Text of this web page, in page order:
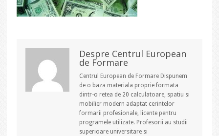
Despre Centrul European
de Formare
Centrul European de Formare Dispunem
de o baza materiala proprie formata
dintr-o retea de 20 calculatoare, spatiu si
mobilier modern adaptat cerintelor
formarii profesionale, licente pentru
programele utilizate. Profesorii au studii
superioare universitare si